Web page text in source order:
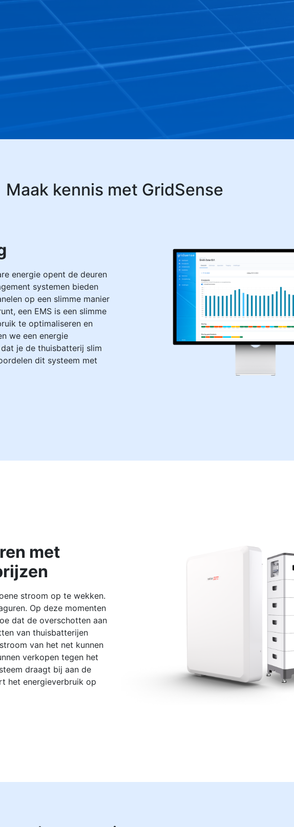
Maak kennis met GridSense
energie opent de deuren
systemen bieden
op een slimme manier
een EMS is een slimme
te optimaliseren en
we een energie
je de thuisbatterij slim
dit systeem met
met
stroom op te wekken.
Op deze momenten
dat de overschotten aan
van thuisbatterijen
van het net kunnen
verkopen tegen het
draagt bij aan de
het energieverbruik op